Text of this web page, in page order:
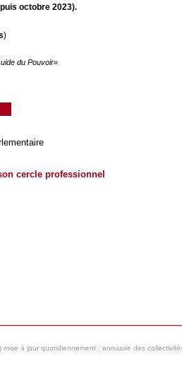
octobre 2023).
)
du Pouvoir»
cercle professionnel
à jour quotidiennement : annuaire des